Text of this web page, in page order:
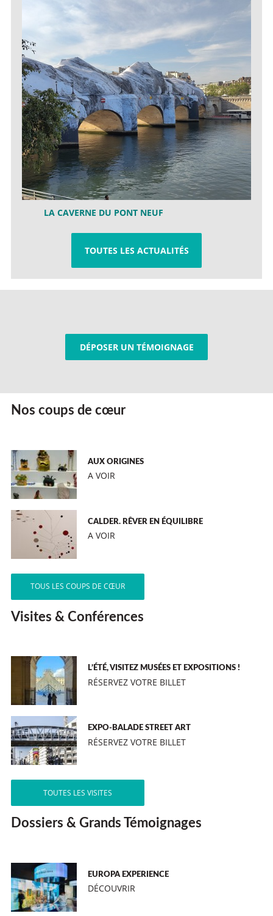
LA CAVERNE DU PONT NEUF
TOUTES LES ACTUALITÉS
DÉPOSER UN TÉMOIGNAGE
Nos coups de cœur
AUX ORIGINES
A VOIR
CALDER. RÊVER EN ÉQUILIBRE
A VOIR
TOUS LES COUPS DE CŒUR
Visites & Conférences
L’ÉTÉ, VISITEZ MUSÉES ET EXPOSITIONS !
RÉSERVEZ VOTRE BILLET
EXPO-BALADE STREET ART
RÉSERVEZ VOTRE BILLET
TOUTES LES VISITES
Dossiers & Grands Témoignages
EUROPA EXPERIENCE
DÉCOUVRIR